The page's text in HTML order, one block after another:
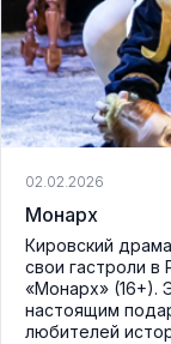
02.02.2026
Монарх
Кировский
свои гастроли в
«Монарх» (16+).
настоящим
любителей